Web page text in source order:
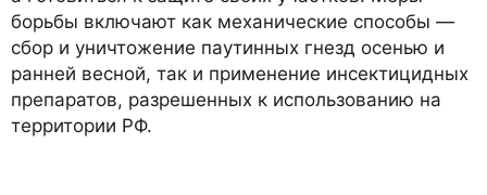
борьбы включают как механические способы —
сбор и уничтожение паутинных гнезд осенью и
ранней весной, так и применение инсектицидных
препаратов, разрешенных к использованию на
территории РФ.